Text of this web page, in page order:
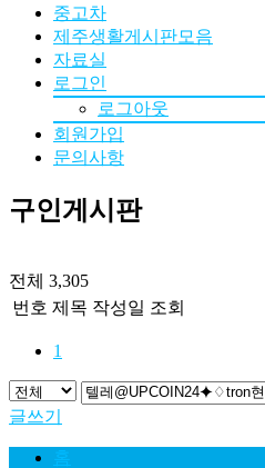
중고차
제주생활게시판모음
자료실
로그인
로그아웃
회원가입
문의사항
구인게시판
전체 3,305
번호 제목 작성일 조회
1
글쓰기
홈